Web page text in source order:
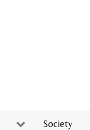
Society